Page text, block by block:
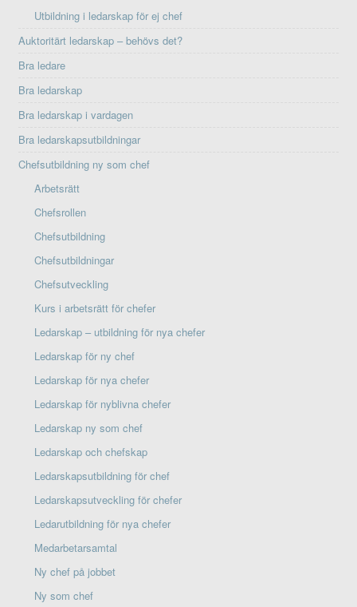
Utbildning i ledarskap för ej chef
Auktoritärt ledarskap – behövs det?
Bra ledare
Bra ledarskap
Bra ledarskap i vardagen
Bra ledarskapsutbildningar
Chefsutbildning ny som chef
Arbetsrätt
Chefsrollen
Chefsutbildning
Chefsutbildningar
Chefsutveckling
Kurs i arbetsrätt för chefer
Ledarskap – utbildning för nya chefer
Ledarskap för ny chef
Ledarskap för nya chefer
Ledarskap för nyblivna chefer
Ledarskap ny som chef
Ledarskap och chefskap
Ledarskapsutbildning för chef
Ledarskapsutveckling för chefer
Ledarutbildning för nya chefer
Medarbetarsamtal
Ny chef på jobbet
Ny som chef